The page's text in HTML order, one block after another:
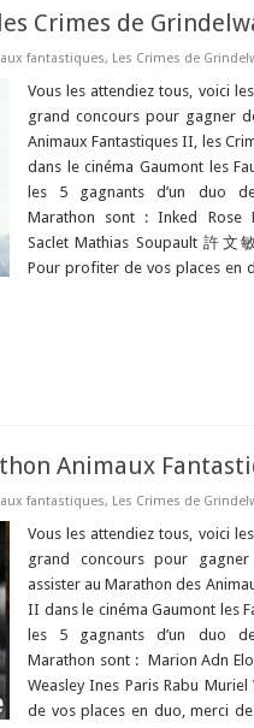
Crimes de
fantastiques, Les Crimes de
Vous les attendiez tous, voici
grand concours pour gagner
Animaux Fantastiques II, les
dans le cinéma Gaumont les
les 5 gagnants d’un duo
Marathon sont : Inked Rose
Saclet Mathias Soupault 許文
Pour profiter de vos places en
Animaux
fantastiques, Les Crimes de
Vous les attendiez tous, voici
grand concours pour
assister au Marathon des
II dans le cinéma Gaumont les
les 5 gagnants d’un duo
Marathon sont : Marion Adn
Weasley Ines Paris Rabu
de vos places en duo, merci